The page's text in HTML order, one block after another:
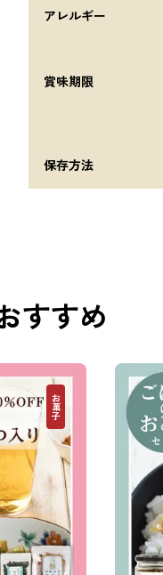
アレルギー
賞味期限
保存方法
すすめ
お菓子